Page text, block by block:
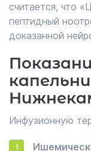
считается, что
пептидный
доказанной
Инфузионную